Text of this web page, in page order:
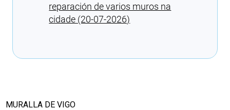
reparación de varios muros na
cidade (20-07-2026)
MURALLA DE VIGO